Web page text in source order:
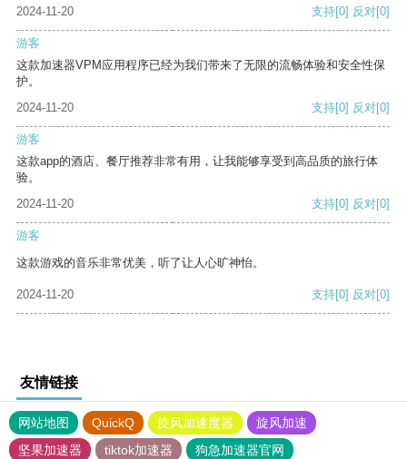
2024-11-20
支持[0] 反对[0]
游客
这款加速器VPM应用程序已经为我们带来了无限的流畅体验和安全性保
护。
2024-11-20
支持[0] 反对[0]
游客
这款app的酒店、餐厅推荐非常有用，让我能够享受到高品质的旅行体
验。
2024-11-20
支持[0] 反对[0]
游客
这款游戏的音乐非常优美，听了让人心旷神怡。
2024-11-20 支持[0] 反对[0]
友情链接
网站地图 QuickQ 旋风加速度器
旋风加速
坚果加速器
tiktok加速器
狗急加速器官网